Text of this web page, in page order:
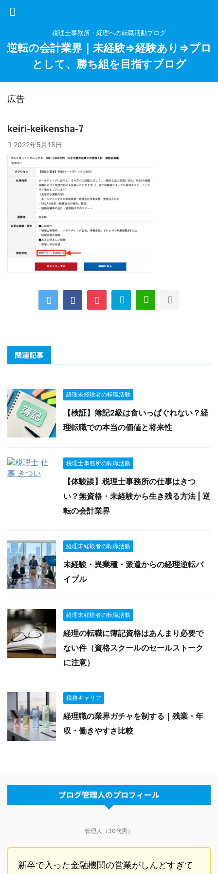
税理士事務所・経理への転職活動ブログ
逆転の会計業界｜未経験⇒経験あり⇒プロ
として、勝ち組を目指すブログ
広告
keiri-keikensha-7
2022年5月15日
関連記事
経理未経験者の転職活動
【検証】簿記2級は食いっぱぐれない？経
理転職での本当の価値と将来性
税理士事務所の転職活動
【体験談】税理士事務所の仕事はきつ
い？無資格・未経験から生き残る方法 | 逆
転の会計業界
経理未経験者の転職活動
未経験・異業種・派遣からの経理逆転バ
イブル
経理未経験者の転職活動
経理の転職に簿記資格はあんまり必要で
ない件（資格スクールのセールストーク
に注意）
税務キャリア
経理職の業界ガチャを制する｜残業・年
収・働きやすさ比較
ブログ管理人のプロフィール
管理人（30代男）
新卒で入った金融機関の営業がしんどすぎて